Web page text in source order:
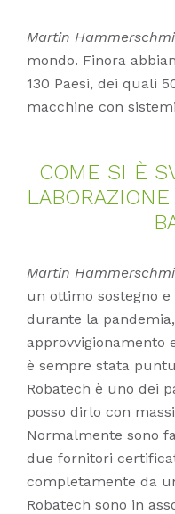
Martin
mondo. Finora
130 Paesi, dei quali
macchine con
COME SI È
Martin
un ottimo sostegno
durante la
approvvigionamento
è sempre stata
Robatech è uno dei
posso dirlo con
Normalmente sono
due fornitori
completamente da
Robatech sono in